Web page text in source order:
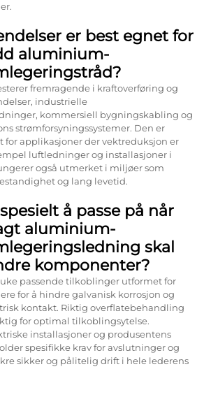
er best egnet for
aluminium-
fremragende i kraftoverføring og
industrielle
kommersiell bygningskabling og
strømforsyningssystemer. Den er
for applikasjoner der vektreduksjon er
luftledninger og installasjoner i
også utmerket i miljøer som
og lang levetid.
å passe på når
aluminium-
skal
komponenter?
passende tilkoblinger utformet for
for å hindre galvanisk korrosjon og
kontakt. Riktig overflatebehandling
for optimal tilkoblingsytelse.
installasjoner og produsentens
spesifikke krav for avslutninger og
sikker og pålitelig drift i hele lederens